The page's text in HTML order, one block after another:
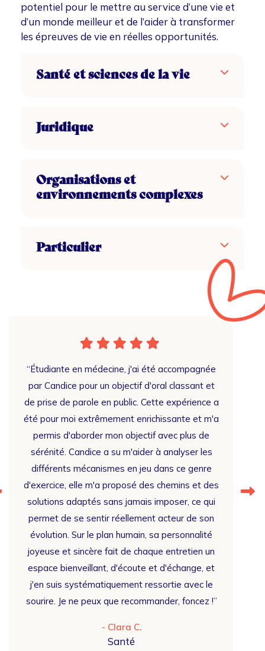
potentiel pour le mettre au service d’une vie et
d’un monde meilleur et de l’aider à transformer
les épreuves de vie en réelles opportunités.
Santé et sciences de la vie
Juridique
Organisations et
environnements complexes
Particulier
“Étudiante en médecine, j'ai été accompagnée
par Candice pour un objectif d'oral classant et
de prise de parole en public. Cette expérience a
été pour moi extrêmement enrichissante et m'a
permis d'aborder mon objectif avec plus de
sérénité. Candice a su m'aider à analyser les
différents mécanismes en jeu dans ce genre
d'exercice, elle m'a proposé des chemins et des
solutions adaptés sans jamais imposer, ce qui
permet de se sentir réellement acteur de son
évolution. Sur le plan humain, sa personnalité
joyeuse et sincère fait de chaque entretien un
espace bienveillant, d'écoute et d'échange, et
j'en suis systématiquement ressortie avec le
sourire. Je ne peux que recommander, foncez !”
- Clara C.
Santé